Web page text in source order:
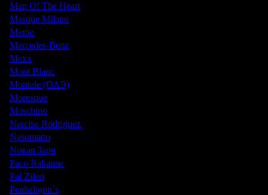
Map Of The Heart
Masque Milano
Memo
Mercedes-Benz
Mexx
Mont Blanc
Montale (ОАЭ)
Moresque
Moschino
Narciso Rodriguez
Nasomatto
Nовая Заря
Paco Rabanne
Pal Zileri
Penhaligon`s